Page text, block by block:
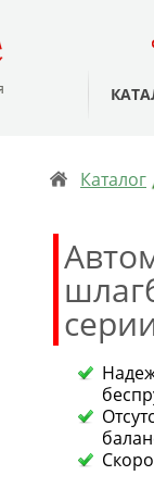
Каталог